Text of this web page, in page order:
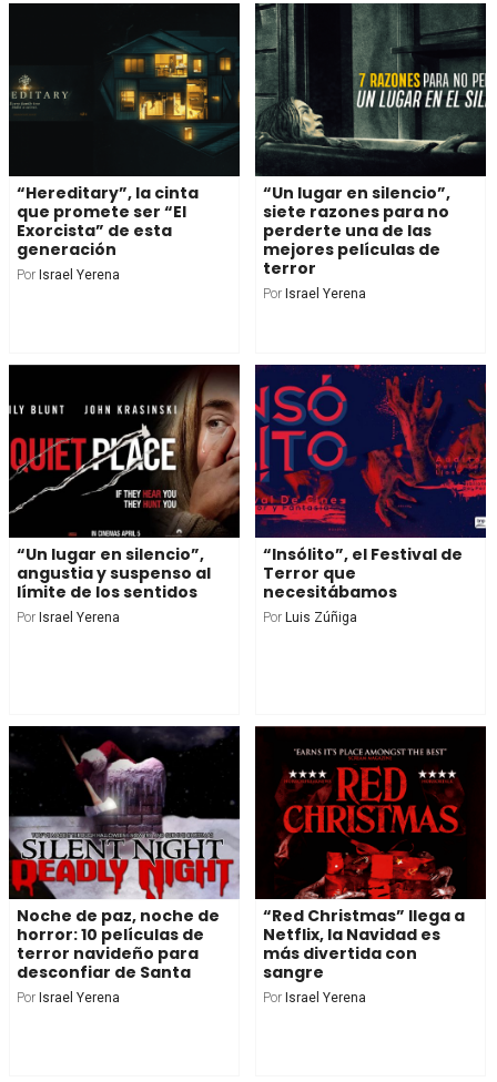
“Hereditary”, la cinta
que promete ser “El
Exorcista” de esta
generación
Por Israel Yerena
“Un lugar en silencio”,
siete razones para no
perderte una de las
mejores películas de
terror
Por Israel Yerena
“Un lugar en silencio”,
angustia y suspenso al
límite de los sentidos
Por Israel Yerena
“Insólito”, el Festival de
Terror que
necesitábamos
Por Luis Zúñiga
Noche de paz, noche de
horror: 10 películas de
terror navideño para
desconfiar de Santa
Por Israel Yerena
“Red Christmas” llega a
Netflix, la Navidad es
más divertida con
sangre
Por Israel Yerena